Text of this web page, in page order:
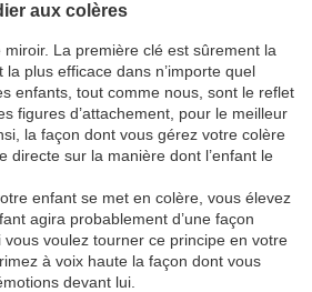
aux colères
La première clé est sûrement la
la plus efficace dans n’importe quel
enfants, tout comme nous, sont le reflet
figures d’attachement, pour le meilleur
la façon dont vous gérez votre colère
directe sur la manière dont l’enfant le
enfant se met en colère, vous élevez
agira probablement d’une façon
vous voulez tourner ce principe en votre
à voix haute la façon dont vous
devant lui.